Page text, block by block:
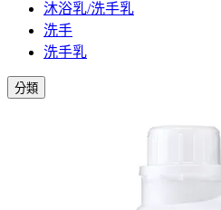
沐浴乳/洗手乳
洗手
洗手乳
分類